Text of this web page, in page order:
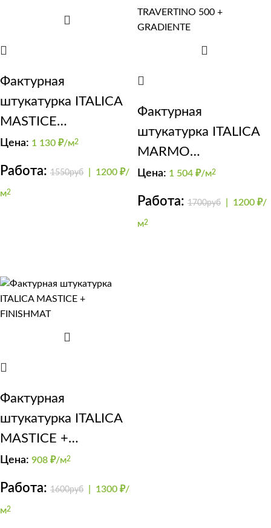
Фактурная
штукатурка ITALICA
MASTICE
GRADIENTE
Цена: 1 130 ₽/м2
Работа: 1550руб 1200 ₽/
м2
Фактурная
штукатурка ITALICA
MARMO
TRAVERTINO 500 +
Цена: 1 504 ₽/м2
Работа: 1700руб 1200 ₽/
м2
Фактурная
штукатурка ITALICA
MASTICE +
FINISHMAT
Цена: 908 ₽/м2
Работа: 1600руб 1300 ₽/
м2